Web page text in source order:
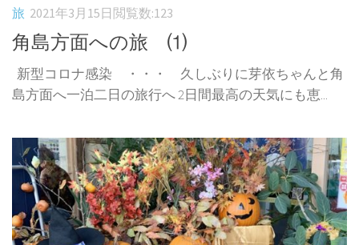
旅 2021年3月15日 閲覧数:123
角島方面への旅 ⑴
新型コロナ感染 ・・・ 久しぶりに芽依ちゃんと角
島方面へ一泊二日の旅行へ 2日間最高の天気にも恵...